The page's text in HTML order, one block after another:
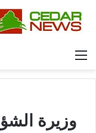
القائمة
وزيرة